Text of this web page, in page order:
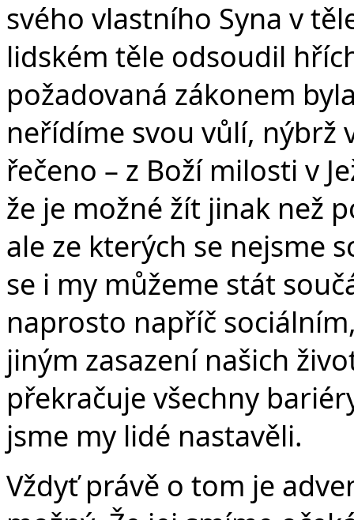
svého vlastního Syna v
lidském těle odsoudil
požadovaná zákonem
neřídíme svou vůlí, nýbrž
řečeno – z Boží milosti v
že je možné žít jinak než
ale ze kterých se nejsme
se i my můžeme stát
naprosto napříč
jiným zasazení našich
překračuje všechny
jsme my lidé nastavěli.
Vždyť právě o tom je